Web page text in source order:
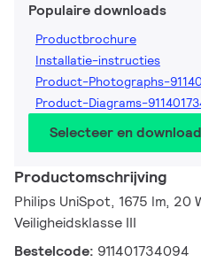
Populaire downloads
Productbrochure
Installatie-instructies
Product-Photographs-
Product-Diagrams-
Selecteer en download
Productomschrijving
Philips UniSpot, 1675 lm,
Veiligheidsklasse III
Bestelcode: 911401734094